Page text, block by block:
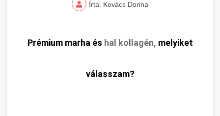
Írta: Kovács Dorina
Prémium marha és hal kollagén, melyiket
válasszam?